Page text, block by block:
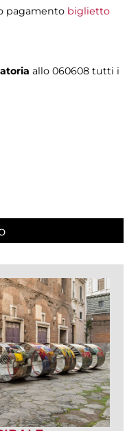
pagamento biglietto
allo 060608 tutti i